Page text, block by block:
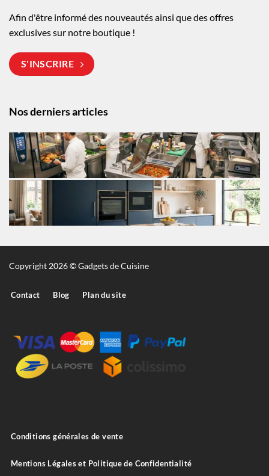
Nos derniers articles
Afin d'être informé des nouveautés ainsi que des offres
exclusives sur notre boutique !
S'INSCRIRE
Copyright 2026 © Gadgets de Cuisine
Contact Blog Plan du site
Conditions générales de vente
Mentions Légales et Politique de Confidentialité